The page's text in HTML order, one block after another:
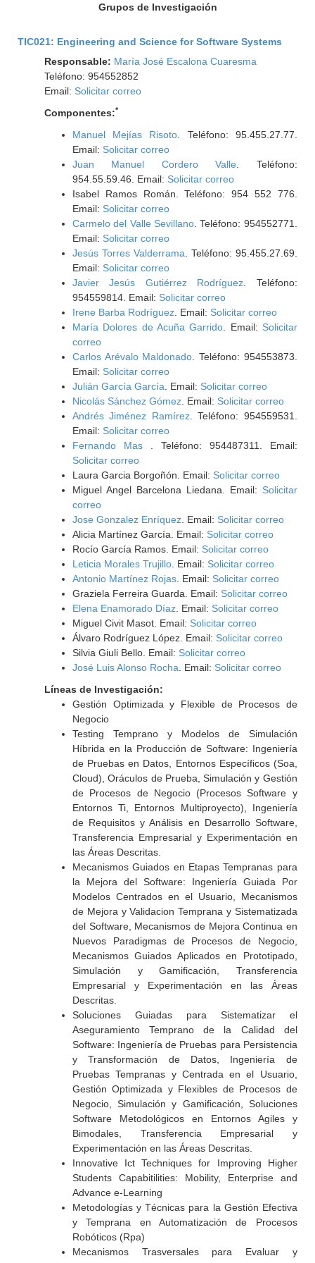
Grupos de Investigación
TIC021: Engineering and Science for Software Systems
Responsable: María José Escalona Cuaresma
Teléfono: 954552852
Email: Solicitar correo
Componentes:*
Manuel Mejías Risoto . Teléfono: 95.455.27.77.
Email: Solicitar correo
Juan Manuel Cordero Valle . Teléfono:
954.55.59.46. Email: Solicitar correo
Isabel Ramos Román. Teléfono: 954 552 776.
Email: Solicitar correo
Carmelo del Valle Sevillano . Teléfono: 954552771.
Email: Solicitar correo
Jesús Torres Valderrama . Teléfono: 95.455.27.69.
Email: Solicitar correo
Javier Jesús Gutiérrez Rodríguez . Teléfono:
954559814. Email: Solicitar correo
Irene Barba Rodríguez. Email: Solicitar correo
María Dolores de Acuña Garrido . Email: Solicitar
correo
Carlos Arévalo Maldonado . Teléfono: 954553873.
Email: Solicitar correo
Julián García García . Email: Solicitar correo
Nicolás Sánchez Gómez. Email: Solicitar correo
Andrés Jiménez Ramírez. Teléfono: 954559531.
Email: Solicitar correo
Fernando Mas
. Teléfono: 954487311. Email:
Solicitar correo
Laura Garcia Borgoñón. Email: Solicitar correo
Miguel Angel Barcelona Liedana. Email: Solicitar
correo
Jose Gonzalez Enríquez. Email: Solicitar correo
Alicia Martínez García. Email: Solicitar correo
Rocío García Ramos. Email: Solicitar correo
Leticia Morales Trujillo. Email: Solicitar correo
Antonio Martínez Rojas. Email: Solicitar correo
Graziela Ferreira Guarda. Email: Solicitar correo
Elena Enamorado Díaz. Email: Solicitar correo
Miguel Civit Masot. Email: Solicitar correo
Álvaro Rodríguez López. Email: Solicitar correo
Silvia Giuli Bello. Email: Solicitar correo
José Luis Alonso Rocha . Email: Solicitar correo
Líneas de Investigación:
Gestión Optimizada y Flexible de Procesos de
Negocio
Testing Temprano y Modelos de Simulación
Híbrida en la Producción de Software: Ingeniería
de Pruebas en Datos, Entornos Específicos (Soa,
Cloud), Oráculos de Prueba, Simulación y Gestión
de Procesos de Negocio (Procesos Software y
Entornos Ti, Entornos Multiproyecto), Ingeniería
de Requisitos y Análisis en Desarrollo Software,
Transferencia Empresarial y Experimentación en
las Áreas Descritas.
Mecanismos Guiados en Etapas Tempranas para
la Mejora del Software: Ingeniería Guiada Por
Modelos Centrados en el Usuario, Mecanismos
de Mejora y Validacion Temprana y Sistematizada
del Software, Mecanismos de Mejora Continua en
Nuevos Paradigmas de Procesos de Negocio,
Mecanismos Guiados Aplicados en Prototipado,
Simulación y Gamificación, Transferencia
Empresarial y Experimentación en las Áreas
Descritas.
Soluciones Guiadas para Sistematizar el
Aseguramiento Temprano de la Calidad del
Software: Ingeniería de Pruebas para Persistencia
y Transformación de Datos, Ingeniería de
Pruebas Tempranas y Centrada en el Usuario,
Gestión Optimizada y Flexibles de Procesos de
Negocio, Simulación y Gamificación, Soluciones
Software Metodológicos en Entornos Agiles y
Bimodales, Transferencia Empresarial y
Experimentación en las Áreas Descritas.
Innovative Ict Techniques for Improving Higher
Students Capabitilities: Mobility, Enterprise and
Advance e-Learning
Metodologías y Técnicas para la Gestión Efectiva
y Temprana en Automatización de Procesos
Robóticos (Rpa)
Mecanismos Trasversales para Evaluar y